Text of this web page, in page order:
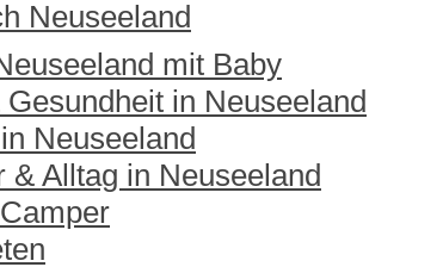
Neuseeland
mit Baby
in Neuseeland
Neuseeland
& Alltag in Neuseeland